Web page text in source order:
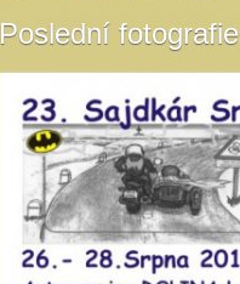
Poslední fotografie